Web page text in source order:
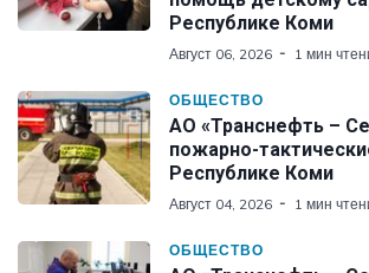
Республике Коми
Август 06, 2026 1 мин
ОБЩЕСТВО
АО «Транснефть –
пожарно-
Республике Коми
Август 04, 2026 1 мин
ОБЩЕСТВО